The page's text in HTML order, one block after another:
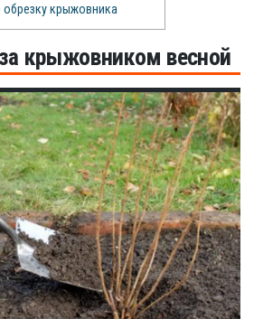
крыжовника
крыжовником весной